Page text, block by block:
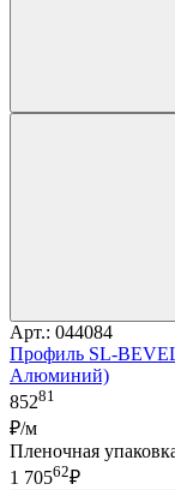
Арт.: 044084
Профиль SL-
Алюминий)
85281
₽/м
Пленочная
1 70562₽